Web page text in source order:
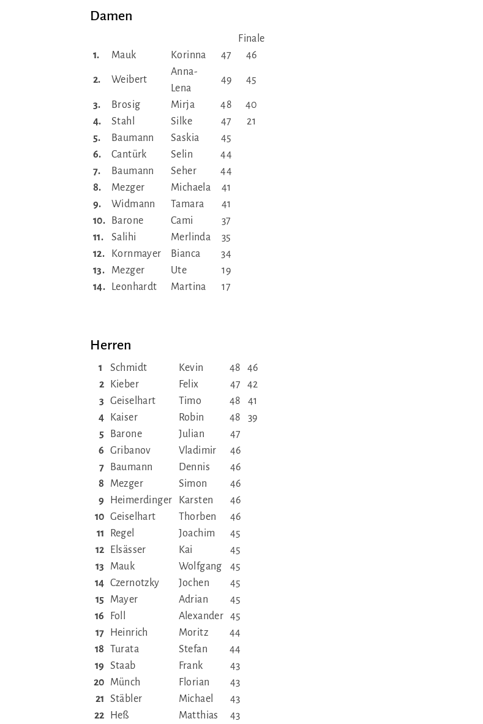
Damen
Finale
1.
Mauk Korinna 47 46
2. Weibert
Anna-
Lena
49 45
3. Brosig Mirja 48
40
4.
Stahl Silke 47
21
5.
Baumann Saskia
45
6.
Cantürk Selin
44
7.
Baumann Seher
44
8.
Mezger Michaela
41
9.
Widmann Tamara
41
10.
Barone Cami
37
11.
Salihi Merlinda
35
12.
Kornmayer Bianca
34
13.
Mezger Ute
19
14.
Leonhardt Martina 17
Herren
1 Schmidt Kevin 48
46
2
Kieber Felix 47
42
3
Geiselhart Timo 48
41
4
Kaiser Robin 48
39
5
Barone Julian
47
6
Gribanov Vladimir
46
7
Baumann Dennis
46
8
Mezger Simon
46
9
Heimerdinger Karsten
46
10 Geiselhart Thorben
46
11
Regel Joachim
45
12
Elsässer Kai
45
13
Mauk Wolfgang
45
14 Czernotzky Jochen
45
15
Mayer Adrian
45
16
Foll Alexander
45
17
Heinrich Moritz
44
18
Turata Stefan
44
19
Staab Frank
43
20
Münch Florian
43
21
Stäbler Michael
43
22
Heß Matthias 43